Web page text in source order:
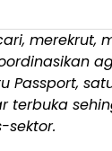
merekrut,
Passport,
terbuka
sektor.